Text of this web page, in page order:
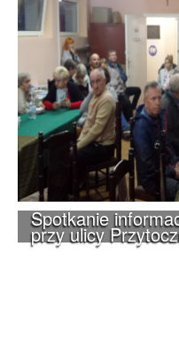
Spotkanie
przy ulicy